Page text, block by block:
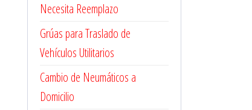
Necesita Reemplazo
Grúas para Traslado de
Vehículos Utilitarios
Cambio de Neumáticos a
Domicilio